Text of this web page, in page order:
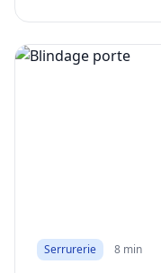
Serrurerie 8 min